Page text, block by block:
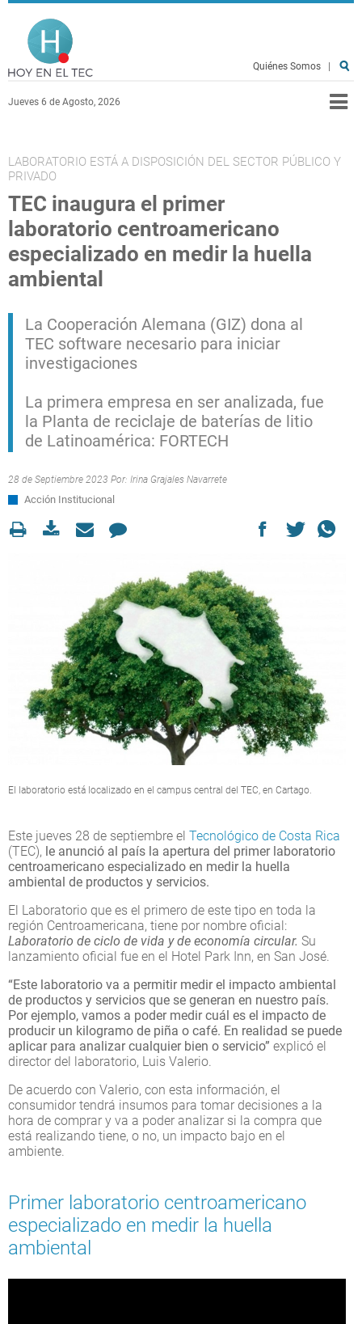
Pasar al contenido principal
Jueves 6 de Agosto, 2026
Quiénes Somos
LABORATORIO ESTÁ A DISPOSICIÓN DEL SECTOR PÚBLICO Y
PRIVADO
TEC inaugura el primer
laboratorio centroamericano
especializado en medir la huella
ambiental
La Cooperación Alemana (GIZ) dona al
TEC software necesario para iniciar
investigaciones
La primera empresa en ser analizada, fue
la Planta de reciclaje de baterías de litio
de Latinoamérica: FORTECH
28 de Septiembre 2023 Por: Irina Grajales Navarrete
Acción Institucional
El laboratorio está localizado en el campus central del TEC, en Cartago.
Este jueves 28 de septiembre el Tecnológico de Costa Rica
(TEC), le anunció al país la apertura del primer laboratorio
centroamericano especializado en medir la huella
ambiental de productos y servicios.
El Laboratorio que es el primero de este tipo en toda la
región Centroamericana, tiene por nombre oficial:
Laboratorio de ciclo de vida y de economía circular. Su
lanzamiento oficial fue en el Hotel Park Inn, en San José.
“Este laboratorio va a permitir medir el impacto ambiental
de productos y servicios que se generan en nuestro país.
Por ejemplo, vamos a poder medir cuál es el impacto de
producir un kilogramo de piña o café. En realidad se puede
aplicar para analizar cualquier bien o servicio” explicó el
director del laboratorio, Luis Valerio.
De acuerdo con Valerio, con esta información, el
consumidor tendrá insumos para tomar decisiones a la
hora de comprar y va a poder analizar si la compra que
está realizando tiene, o no, un impacto bajo en el
ambiente.
Primer laboratorio centroamericano
especializado en medir la huella
ambiental